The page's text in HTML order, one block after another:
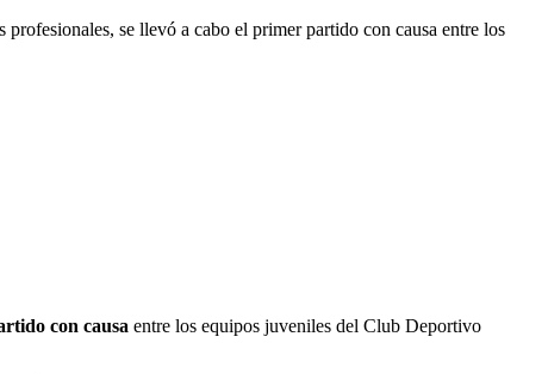
se llevó a cabo el primer partido con causa entre los
con causa entre los equipos juveniles del Club Deportivo